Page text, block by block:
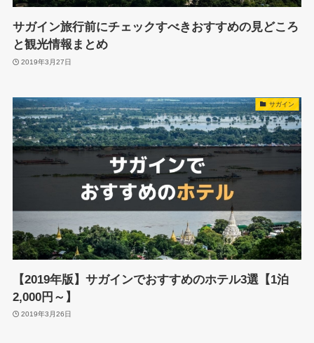
サガイン旅行前にチェックすべきおすすめの見どころ
と観光情報まとめ
2019年3月27日
サガイン
【2019年版】サガインでおすすめのホテル3選【1泊
2,000円～】
2019年3月26日